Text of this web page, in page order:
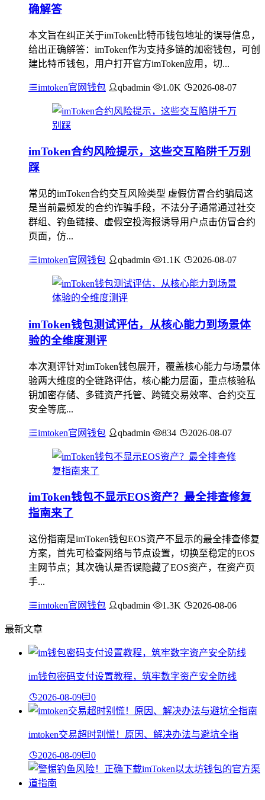
确解答
本文旨在纠正关于imToken比特币钱包地址的误导信息，
给出正确解答：imToken作为支持多链的加密钱包，可创
建比特币钱包，用户打开官方imToken应用，切...
imtoken官网钱包 qbadmin 1.0K 2026-08-07
imToken合约风险提示，这些交互陷阱千万别
踩
常见的imToken合约交互风险类型 虚假仿冒合约骗局这
是当前最频发的合约诈骗手段，不法分子通常通过社交
群组、钓鱼链接、虚假空投海报诱导用户点击仿冒合约
页面，仿...
imtoken官网钱包 qbadmin 1.1K 2026-08-07
imToken钱包测试评估，从核心能力到场景体
验的全维度测评
本次测评针对imToken钱包展开，覆盖核心能力与场景体
验两大维度的全链路评估，核心能力层面，重点核验私
钥加密存储、多链资产托管、跨链交易效率、合约交互
安全等底...
imtoken官网钱包 qbadmin 834 2026-08-07
imToken钱包不显示EOS资产？最全排查修复
指南来了
这份指南是imToken钱包EOS资产不显示的最全排查修复
方案，首先可检查网络与节点设置，切换至稳定的EOS
主网节点；其次确认是否误隐藏了EOS资产，在资产页
手...
imtoken官网钱包 qbadmin 1.3K 2026-08-06
最新文章
im钱包密码支付设置教程，筑牢数字资产安全防线
2026-08-09 0
imtoken交易超时别慌！原因、解决办法与避坑全指
2026-08-09 0